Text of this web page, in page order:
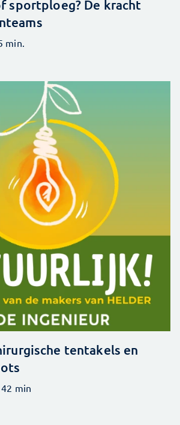
sportploeg? De kracht
min.
tentakels en
42 min